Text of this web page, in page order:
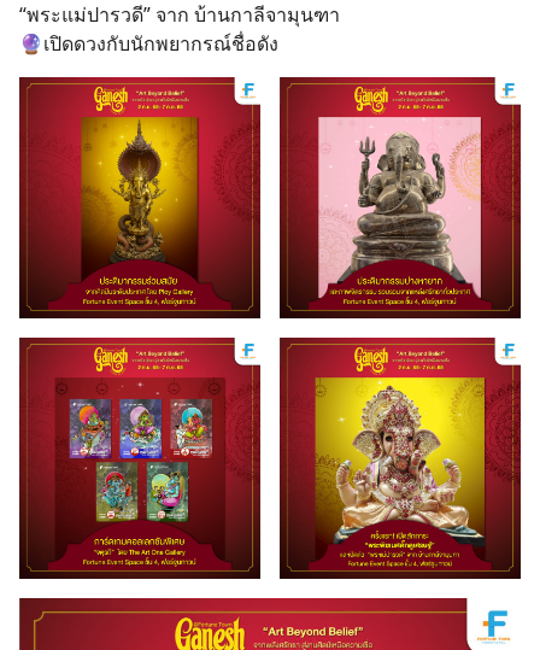
“พระแม่ปารวดี” จาก บ้านกาลีจามุนฑา
🔮เปิดดวงกับนักพยากรณ์ชื่อดัง